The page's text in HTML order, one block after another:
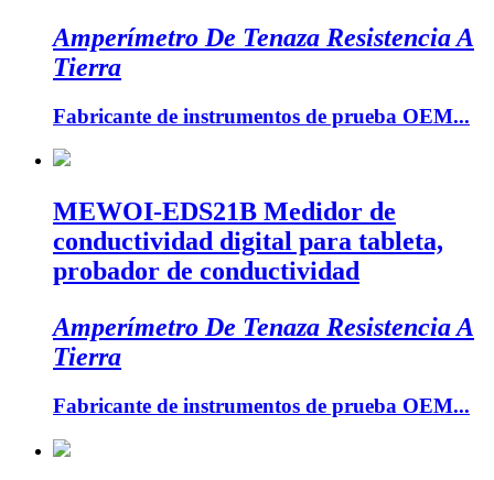
Amperímetro De Tenaza Resistencia A
Tierra
Fabricante de instrumentos de prueba OEM...
MEWOI-EDS21B Medidor de
conductividad digital para tableta,
probador de conductividad
Amperímetro De Tenaza Resistencia A
Tierra
Fabricante de instrumentos de prueba OEM...